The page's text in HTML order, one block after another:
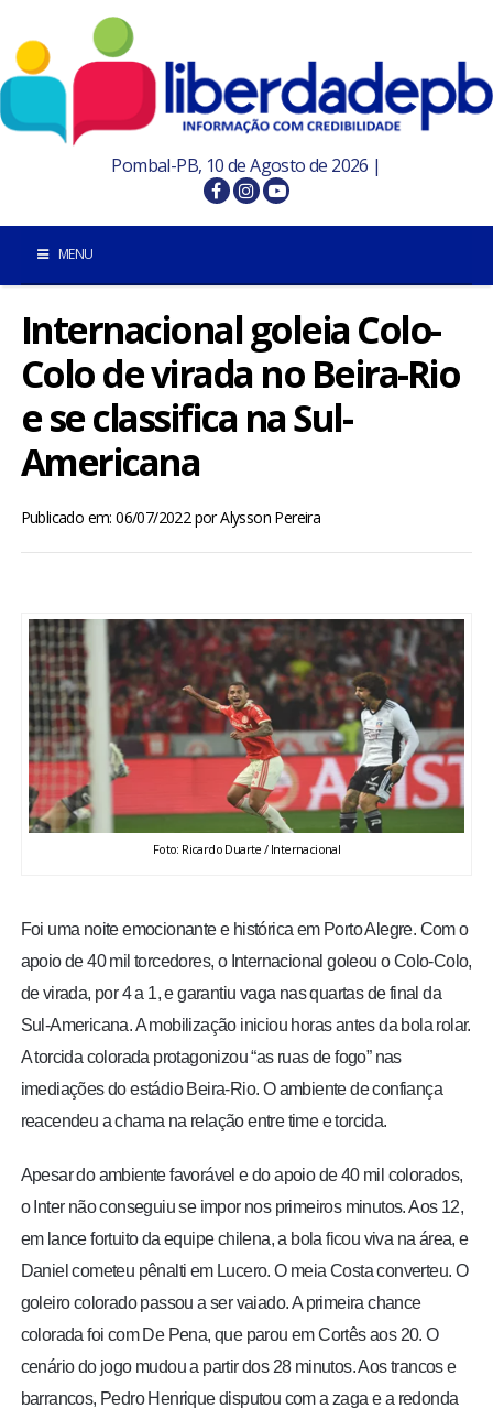
Pombal-PB, 10 de Agosto de 2026 |
MENU
INÍCIO
POMBAL E REGIÃO
ESPORTES
ENTRETENIMENTO
ENQUETE
TV LPB
Internacional goleia Colo-
Colo de virada no Beira-Rio
e se classifica na Sul-
Americana
Publicado em: 06/07/2022porAlysson Pereira
Foto: Ricardo Duarte / Internacional
Foi uma noite emocionante e histórica em Porto Alegre. Com o
apoio de 40 mil torcedores, o Internacional goleou o Colo-Colo,
de virada, por 4 a 1, e garantiu vaga nas quartas de final da
Sul-Americana. A mobilização iniciou horas antes da bola rolar.
A torcida colorada protagonizou “as ruas de fogo” nas
imediações do estádio Beira-Rio. O ambiente de confiança
reacendeu a chama na relação entre time e torcida.
Apesar do ambiente favorável e do apoio de 40 mil colorados,
o Inter não conseguiu se impor nos primeiros minutos. Aos 12,
em lance fortuito da equipe chilena, a bola ficou viva na área, e
Daniel cometeu pênalti em Lucero. O meia Costa converteu. O
goleiro colorado passou a ser vaiado. A primeira chance
colorada foi com De Pena, que parou em Cortês aos 20. O
cenário do jogo mudou a partir dos 28 minutos. Aos trancos e
barrancos, Pedro Henrique disputou com a zaga e a redonda